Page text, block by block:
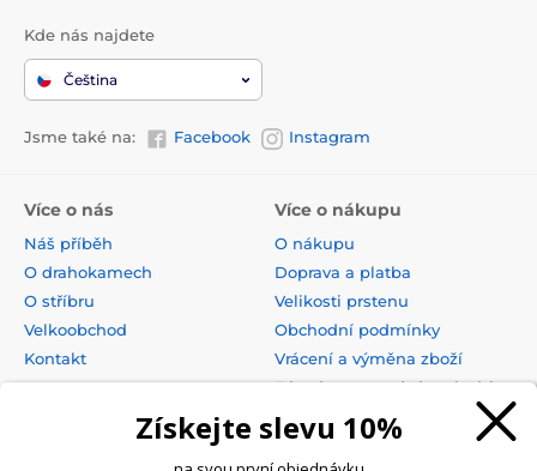
Kde nás najdete
Čeština
Jsme také na: Facebook Instagram
Více o nás
Náš příběh
O drahokamech
O stříbru
Velkoobchod
Kontakt
Více o nákupu
O nákupu
Doprava a platba
Velikosti prstenu
Obchodní podmínky
Vrácení a výměna zboží
Zásady zpracování osobních
Získejte slevu 10%